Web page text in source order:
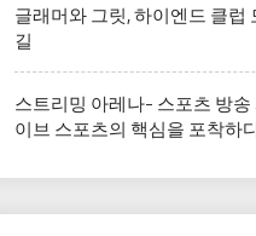
글래머와 그릿, 하이엔드 클럽
길
스트리밍 아레나- 스포츠 방
이브 스포츠의 핵심을 포착하